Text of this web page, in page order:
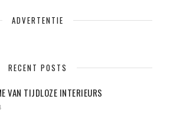
ADVERTENTIE
RECENT POSTS
VAN TIJDLOZE INTERIEURS